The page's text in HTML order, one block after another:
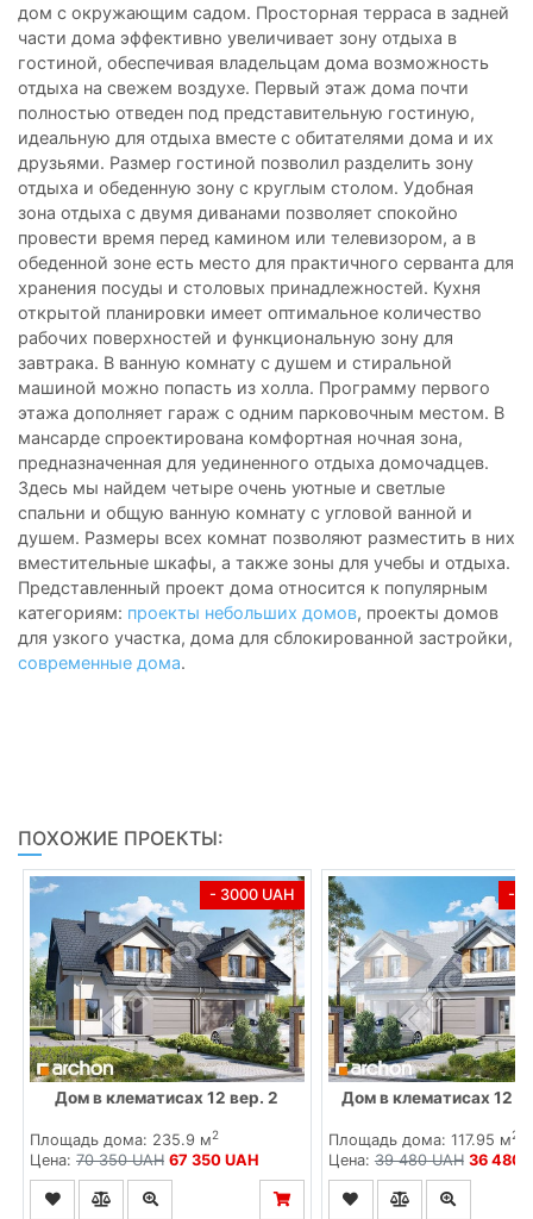
дом с окружающим садом. Просторная терраса в задней
части дома эффективно увеличивает зону отдыха в
гостиной, обеспечивая владельцам дома возможность
отдыха на свежем воздухе. Первый этаж дома почти
полностью отведен под представительную гостиную,
идеальную для отдыха вместе с обитателями дома и их
друзьями. Размер гостиной позволил разделить зону
отдыха и обеденную зону с круглым столом. Удобная
зона отдыха с двумя диванами позволяет спокойно
провести время перед камином или телевизором, а в
обеденной зоне есть место для практичного серванта для
хранения посуды и столовых принадлежностей. Кухня
открытой планировки имеет оптимальное количество
рабочих поверхностей и функциональную зону для
завтрака. В ванную комнату с душем и стиральной
машиной можно попасть из холла. Программу первого
этажа дополняет гараж с одним парковочным местом. В
мансарде спроектирована комфортная ночная зона,
предназначенная для уединенного отдыха домочадцев.
Здесь мы найдем четыре очень уютные и светлые
спальни и общую ванную комнату с угловой ванной и
душем. Размеры всех комнат позволяют разместить в них
вместительные шкафы, а также зоны для учебы и отдыха.
Представленный проект дома относится к популярным
категориям: проекты небольших домов, проекты домов
для узкого участка, дома для сблокированной застройки,
современные дома.
ПОХОЖИЕ ПРОЕКТЫ:
- 3000 UAH
Дом в клематисах 12 вер. 2
Площадь дома: 235.9 м2
Цена: 70 350 UAH 67 350 UAH
-
Дом в клематисах 12
Площадь дома: 117.95 м2
Цена:39 480 UAH 36 480